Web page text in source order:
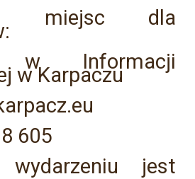
miejsc dla
w Informacji
w Karpaczu
605
jest